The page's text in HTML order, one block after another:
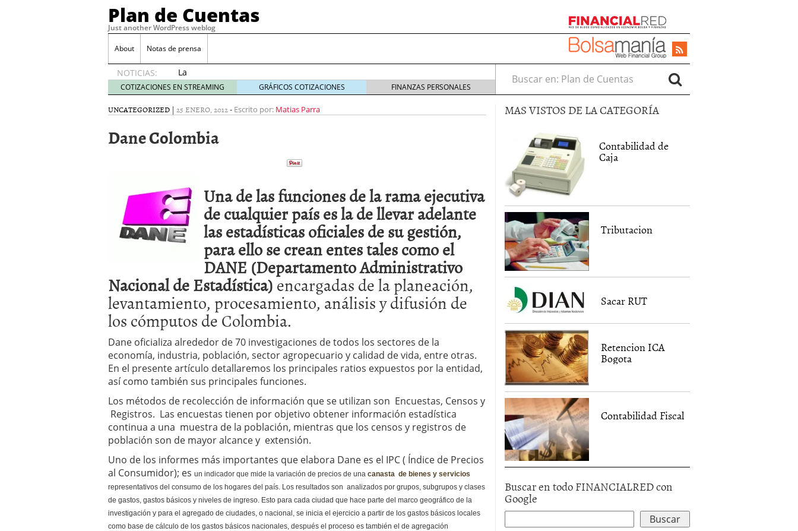
Plan de Cuentas
Just another WordPress weblog
About Notas de prensa
NOTICIAS:
La
elección
del
mejor
es tuya
septiembre
Ventajas de las Tarjetas de Crédito en Colombia
¿Qué es el análisis financiero? junio 11, 2013
¿Quién debe firmar un acta de asamblea? mayo 30, 2013
COTIZACIONES EN STREAMING GRÁFICOS COTIZACIONES FINANZAS PERSONALES
Buscar en:
UNCATEGORIZED | 25 ENERO, 2012- Escrito por: Matias Parra
Dane Colombia
Una de las funciones de la rama ejecutiva
de cualquier país es la de llevar adelante
las estadísticas oficiales de su gestión,
para ello se crean entes tales como el
DANE (Departamento Administrativo
Nacional de Estadística)encargadas de la planeación,
levantamiento, procesamiento, análisis y difusión de
los cómputos de Colombia.
Dane oficializa alrededor de 70 investigaciones de todos los sectores de la
economía, industria, población, sector agropecuario y calidad de vida, entre otras.
En el presente artículo detallaremos los principales ratios expuestos por la entidad,
así como también sus principales funciones.
Los métodos de recolección de información que se utilizan son Encuestas, Censos y
Registros. Las encuestas tienen por objetivo obtener información estadística
continua a una muestra de la población, mientras que los censos y registros de
población son de mayor alcance y extensión.
Uno de los informes más importantes que elabora Dane es el IPC ( Índice de Precios
al Consumidor); es un indicador que mide la variación de precios de una canasta de bienes y servicios
representativos del consumo de los hogares del país. Los resultados son analizados por grupos, subgrupos y clases
de gastos, gastos básicos y niveles de ingreso. Esto para cada ciudad que hace parte del marco geográfico de la
investigación y para el agregado de ciudades, o nacional, se inicia el ejercicio a partir de los gastos básicos locales
como base de cálculo de los gastos básicos nacionales, después el proceso es también el de agregación
MAS VISTOS DE LA CATEGORÍA
Contabilidad de
Caja
Tributacion
Sacar RUT
Retencion ICA
Bogota
Contabilidad Fiscal
Buscar en todo FINANCIALRED con
Google